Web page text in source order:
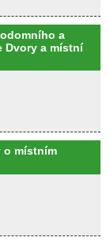
stanovení obecního
odpadového
hospodářství
a
Dvory a místní
podomního a
prodeje na území
a místní části Veleliby
o místním
poplatku ze psů